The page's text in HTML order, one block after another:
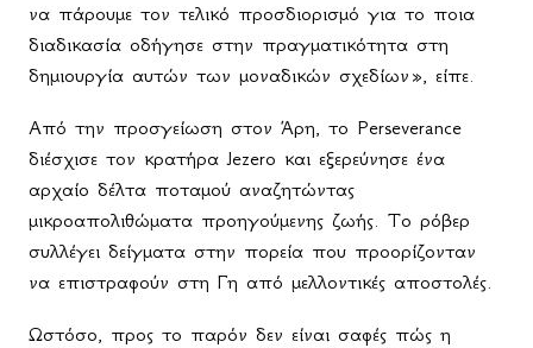
να πάρουμε τον τελικό προσδιορισμό για το ποια
διαδικασία οδήγησε στην πραγματικότητα στη
δημιουργία αυτών των μοναδικών σχεδίων», είπε.
Από την προσγείωση στον Άρη, το Perseverance
διέσχισε τον κρατήρα Jezero και εξερεύνησε ένα
αρχαίο δέλτα ποταμού αναζητώντας
μικροαπολιθώματα προηγούμενης ζωής. Το ρόβερ
συλλέγει δείγματα στην πορεία που προορίζονταν
να επιστραφούν στη Γη από μελλοντικές αποστολές.
Ωστόσο, προς το παρόν δεν είναι σαφές πώς η